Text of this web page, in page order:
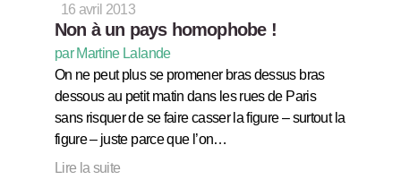
16 avril 2013
Non à un pays homophobe !
par Martine Lalande
On ne peut plus se promener bras dessus bras
dessous au petit matin dans les rues de Paris
sans risquer de se faire casser la figure – surtout la
figure – juste parce que l’on…
Lire la suite